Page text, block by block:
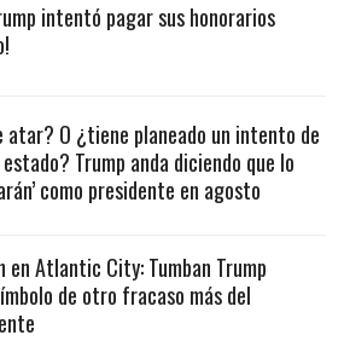
intentó pagar sus honorarios
atar? O ¿tiene planeado un intento de
Trump anda diciendo que lo
como presidente en agosto
en Atlantic City: Tumban Trump
de otro fracaso más del